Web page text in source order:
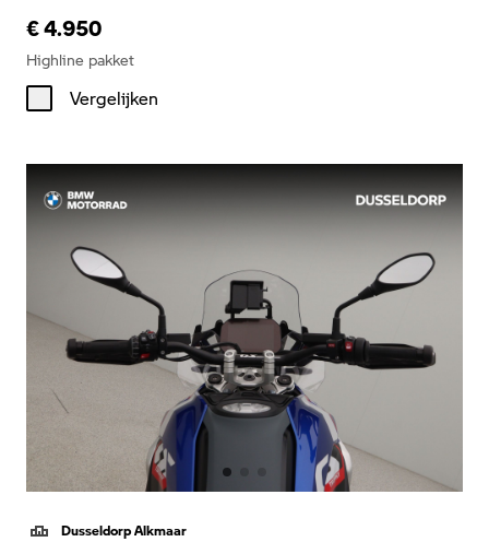
€ 4.950
Highline pakket
Vergelijken
Dusseldorp Alkmaar